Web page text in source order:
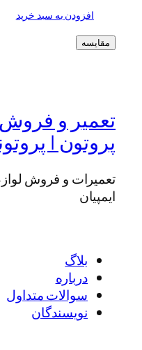
تومان۴۳۳.۰۰۰
افزودن به سبد خرید
مقایسه
تعمیر و
پروتون |
تعمیرات و فروش
ایمپیان
بلاگ
درباره
سوالات متداول
نویسندگان